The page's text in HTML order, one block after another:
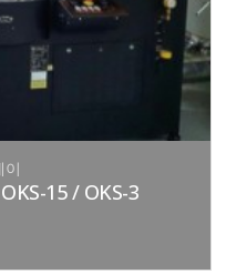
이
15 / OKS-3